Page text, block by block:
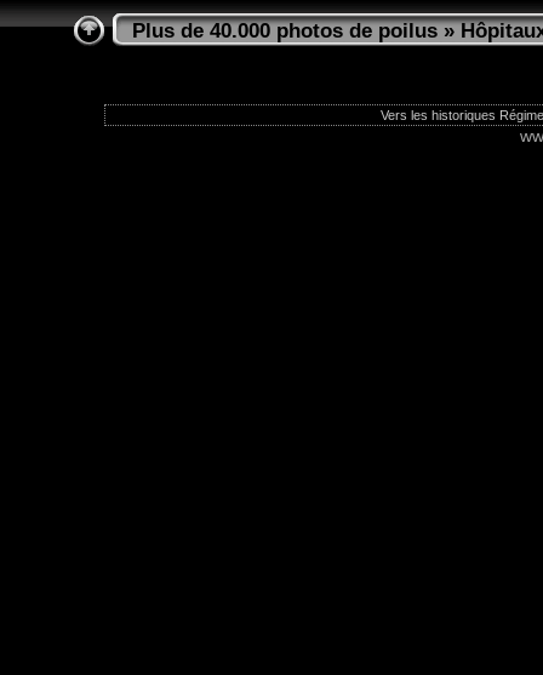
Plus de 40.000 photos de poilus»
Vers les historiques